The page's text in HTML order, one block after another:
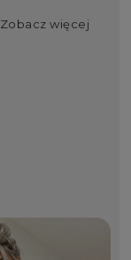
Zobacz więcej